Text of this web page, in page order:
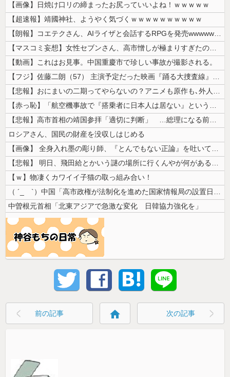
【画像】日焼け口リの締まったお尻っていいよね！ｗｗｗｗｗ
【超速報】靖國神社、ようやく気づくｗｗｗｗｗｗｗｗｗｗ
【朗報】コエテクさん、AIライザと会話するRPGを発売wwwwwwww...
【マスコミ妄想】女性セブンさん、高市憎しが極まりすぎたのか、過去一級の...
【動画】これはお見事。中国重慶市で珍しい事故が撮影される。
【フジ】佐藤二朗（57） 主演予定だった映画『踊る大捜査線』スピンオフ...
【悲報】おにまいの二期ってやらないの？アニメも原作も､外人からも人気あ...
【赤っ恥】「航空機事故で『搭乗者に日本人は居ない』という発表は嫌い。人...
【悲報】高市首相の靖国参拝「適切に判断」 …総理になる前の昨年は参拝
ロシアさん、国民の財産を没収しはじめる
【画像】 全身入れ墨の彫り師、『とんでもない正論』を吐いて30万再生さ...
【悲報】 明日、飛田給とかいう謎の場所に行くんやが何があるんや????...
【ｗ】物凄くカワイイ子猫の取っ組み合い！
（ ´_ゝ`）中国「高市政権が法制化を進めた国家情報局の設置日が7月3...
中曽根元首相「北東アジアで急激な変化 日韓協力強化を」
前の記事 home 次の記事